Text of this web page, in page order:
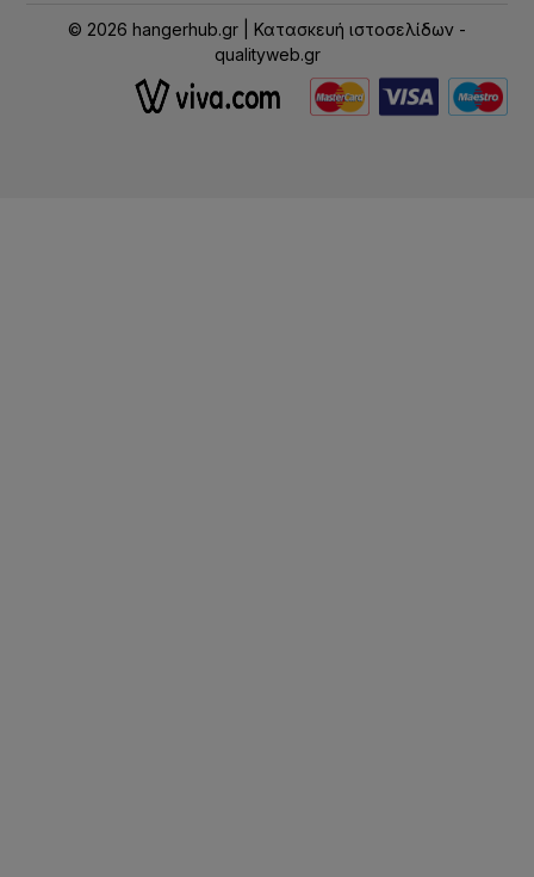
© 2026 hangerhub.gr | Κατασκευή ιστοσελίδων -
qualityweb.gr